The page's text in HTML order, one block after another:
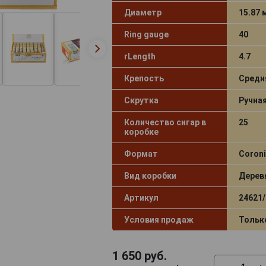
Диаметр 15.87
Ring gauge 40
rLength 4.7
Крепость
Скрутка
Количество сигар в
коробке
25
Формат
Вид коробки
Артикул
Условия продаж
1 650руб.